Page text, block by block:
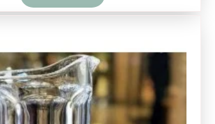
قیمت ارزان
پارچ و لیوان استاتیک ایران
این طرح جزو پر فروش ترین های ایرانی است و بیشتر
مناسب است.